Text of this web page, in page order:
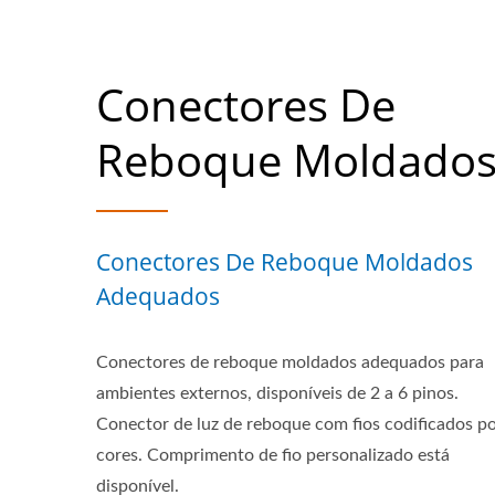
Conectores De
Reboque
Conectores De Reboque Moldados
Adequados
Conectores de reboque moldados adequados para
ambientes externos, disponíveis de 2 a 6 pinos.
Conector de luz de reboque com fios codificados
cores. Comprimento de fio personalizado está
disponível.